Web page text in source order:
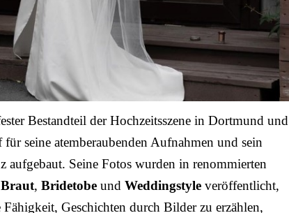
Bestandteil der Hochzeitsszene in Dortmund und
seine atemberaubenden Aufnahmen und sein
aufgebaut. Seine Fotos wurden in renommierten
Braut, Bridetobe und Weddingstyle veröffentlicht,
Fähigkeit, Geschichten durch Bilder zu erzählen,